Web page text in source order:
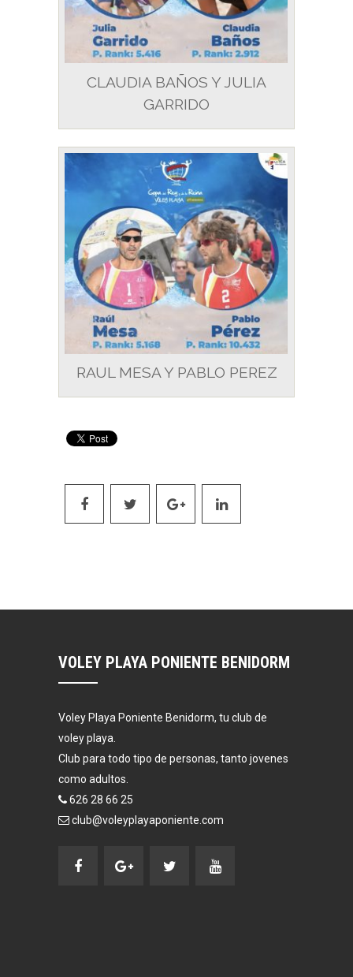
CLAUDIA BAÑOS Y JULIA
GARRIDO
RAUL MESA Y PABLO PEREZ
VOLEY PLAYA PONIENTE BENIDORM
Voley Playa Poniente Benidorm, tu club de
voley playa.
Club para todo tipo de personas, tanto jovenes
como adultos.
626 28 66 25
club@voleyplayaponiente.com